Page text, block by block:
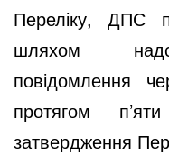
Переліку, ДПС
шляхом
повідомлення
протягом
затвердження